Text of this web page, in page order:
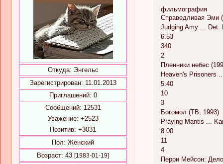
Откуда: Энгельс
Зарегистрирован: 11.01.2013
Приглашений: 0
Сообщений: 12531
Уважение: +2523
Позитив: +3031
Пол: Женский
Возраст: 43 [1983-01-19]
фильмография
Справедливая Эми
Judging Amy ... Det.
6.53
340
2
Пленники небес
Heaven's Prisoners
5.40
10
3
Богомол (ТВ, 1993)
Praying Mantis ...
8.00
11
4
Перри Мейсон: